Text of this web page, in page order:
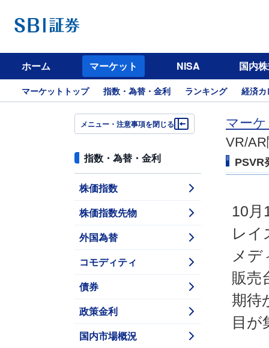
ホーム マーケット NISA 国内
マーケットトップ 指数・為替・金利 ランキング 経済
メニュー・注意事項を閉じる
指数・為替・金利
株価指数
株価指数先物
外国為替
コモディティ
債券
政策金利
国内市場概況
マー
VR/
PSVR
10
レイ
メデ
販売
期待
目が